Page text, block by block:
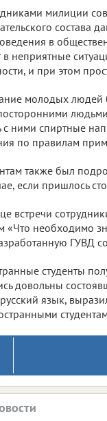
милиции
состава
в
неприятные
и при этом
молодых людей
с ними спиртные
по правилам
также был
если пришлось
встречи
«Что необходимо
ГУВД
студенты
довольны
язык,